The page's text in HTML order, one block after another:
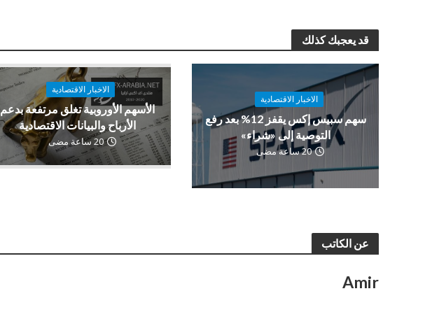
قد يعجبك كذلك
الاخبار الاقتصادية
سهم سبيس إكس يقفز 12% بعد رفع
التوصية إلى «شراء»
20 ساعة مضى
الاخبار الاقتصادية
الأسهم الأوروبية تغلق مرتفعة بدعم
الأرباح والبيانات الاقتصادية
20 ساعة مضى
عن الكاتب
Amir